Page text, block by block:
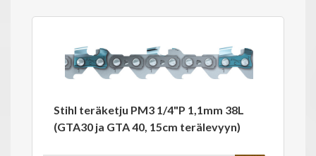
Stihl teräketju PM3 1/4"P 1,1mm 38L
(GTA30 ja GTA 40, 15cm terälevyyn)